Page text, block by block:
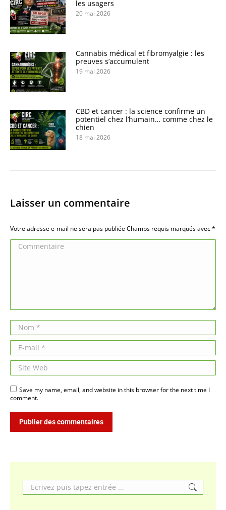
les usagers
20 mai 2026
Cannabis médical et fibromyalgie : les
preuves s’accumulent
19 mai 2026
CBD et cancer : la science confirme un
potentiel chez l’humain… comme chez le
chien
18 mai 2026
Laisser un commentaire
Votre adresse e-mail ne sera pas publiée Champs requis marqués avec*
Commentaire
Nom *
E-mail *
Site Web
Save my name, email, and website in this browser for the next time I
comment.
Publier des commentaires
Search: